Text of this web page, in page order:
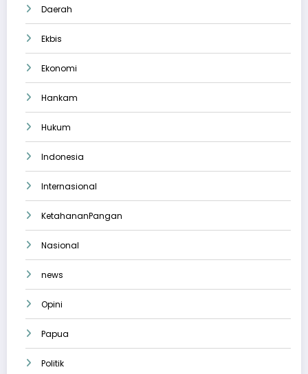
Daerah
Ekbis
Ekonomi
Hankam
Hukum
Indonesia
Internasional
KetahananPangan
Nasional
news
Opini
Papua
Politik